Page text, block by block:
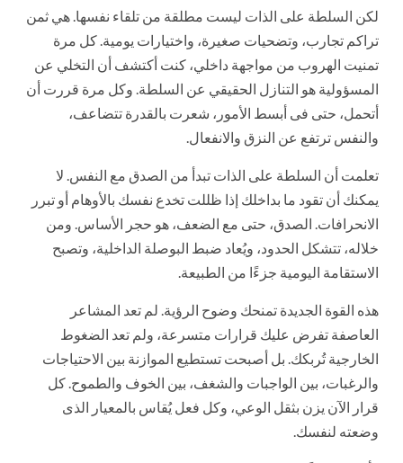
لكن السلطة على الذات ليست مطلقة من تلقاء نفسها. هي ثمن
تراكم تجارب، وتضحيات صغيرة، واختيارات يومية. كل مرة
تمنيت الهروب من مواجهة داخلي، كنت أكتشف أن التخلي عن
المسؤولية هو التنازل الحقيقي عن السلطة. وكل مرة قررت أن
أتحمل، حتى فى أبسط الأمور، شعرت بالقدرة تتضاعف،
والنفس ترتفع عن النزق والانفعال.
تعلمت أن السلطة على الذات تبدأ من الصدق مع النفس. لا
يمكنك أن تقود ما بداخلك إذا ظللت تخدع نفسك بالأوهام أو تبرر
الانحرافات. الصدق، حتى مع الضعف، هو حجر الأساس. ومن
خلاله، تتشكل الحدود، ويُعاد ضبط البوصلة الداخلية، وتصبح
الاستقامة اليومية جزءًا من الطبيعة.
هذه القوة الجديدة تمنحك وضوح الرؤية. لم تعد المشاعر
العاصفة تفرض عليك قرارات متسرعة، ولم تعد الضغوط
الخارجية تُربكك. بل أصبحت تستطيع الموازنة بين الاحتياجات
والرغبات، بين الواجبات والشغف، بين الخوف والطموح. كل
قرار الآن يزن بثقل الوعي، وكل فعل يُقاس بالمعيار الذى
وضعته لنفسك.